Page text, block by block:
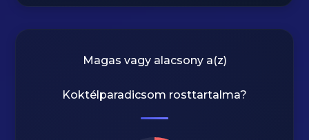
Magas vagy alacsony a(z)
Koktélparadicsom rosttartalma?